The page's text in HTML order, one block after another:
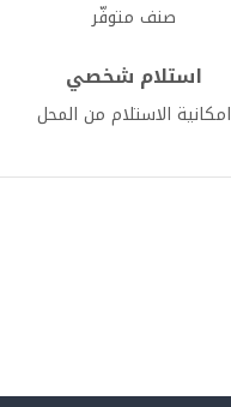
صنف متوفّر
استلام شخصي
امكانية الاستلام من المحل